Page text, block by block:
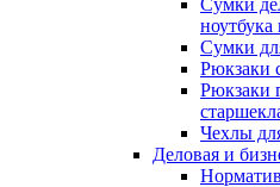
Сумки
Сумки
Рюкзаки
Рюкзаки
Чехлы
Деловая и